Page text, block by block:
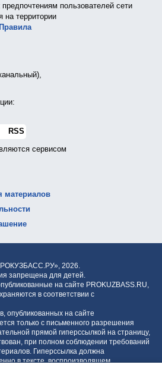
пользователей сети
на территории
RSS
сервисом
материалов
2026.
запрещена для детей.
на сайте PROKUZBASS.RU,
в соответствии с
опубликованных на сайте
только с письменного разрешения
прямой гиперссылкой на страницу,
при полном соблюдении требований
Гиперссылка должна
в тексте, воспроизводящем